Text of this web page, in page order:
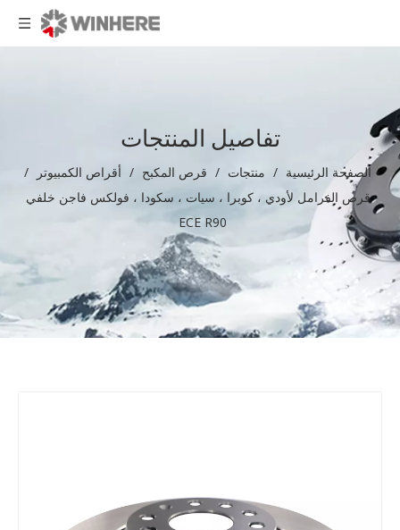
تفاصيل المنتجات
الصفحة الرئيسية / منتجات / قرص المكبح / أقراص الكمبيوتر
/
قرص الفرامل لأودي ، كوبرا ، سيات ، سكودا ، فولكس فاجن خلفي
ECE R90